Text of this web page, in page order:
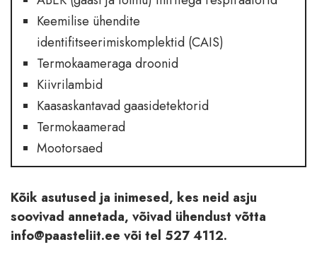
Keemilise ühendite
identifitseerimiskomplektid (CAIS)
Termokaameraga droonid
Kiivrilambid
Kaasaskantavad gaasidetektorid
Termokaamerad
Mootorsaed
Kõik asutused ja inimesed, kes neid asju
soovivad annetada, võivad ühendust võtta
info@paasteliit.ee või tel 527 4112.